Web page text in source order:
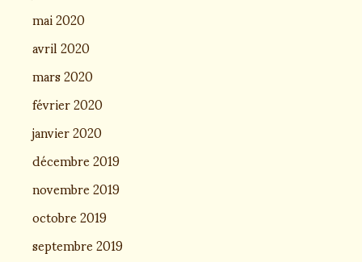
mai 2020
avril 2020
mars 2020
février 2020
janvier 2020
décembre 2019
novembre 2019
octobre 2019
septembre 2019